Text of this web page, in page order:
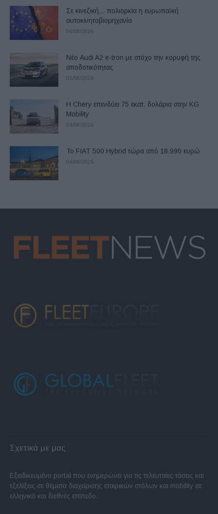
Σε κινεζική… πολιορκία η ευρωπαϊκή
αυτοκινητοβιομηχανία
06/08/2026
Νέο Audi A2 e-tron με στόχο την κορυφή της
αποδοτικότητας
05/08/2026
Η Chery επενδύει 75 εκατ. δολάρια στην KG
Mobility
04/08/2026
Το FIAT 500 Hybrid τώρα από 18.990 ευρώ
04/08/2026
Σχετικά με μας
Εξειδικευμένο portal που ενημερώνει για τις τελευταίες τάσεις και
εξελίξεις σε θέματα διαχείρισης εταιρικών στόλων και mobility σε
ελληνικό και διεθνές επίπεδο.